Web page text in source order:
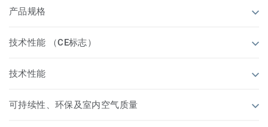
产品规格
技术性能 （CE标志）
技术性能
可持续性、环保及室内空气质量